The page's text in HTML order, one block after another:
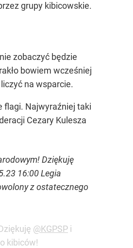
grupy kibicowskie.
zobaczyć będzie
bowiem wcześniej
na wsparcie.
flagi. Najwyraźniej taki
Cezary Kulesza
Dziękuję
16:00 Legia
z ostatecznego
@KGPSP i
kibiców!